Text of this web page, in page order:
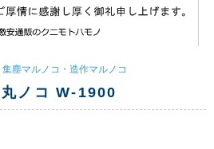
集塵マルノコ・造作マルノコ
ノコ W-1900